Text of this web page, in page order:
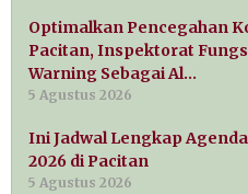
Optimalkan Pencegahan
Pacitan, Inspektorat
Warning Sebagai Al…
5 Agustus 2026
Ini Jadwal Lengkap
2026 di Pacitan
5 Agustus 2026